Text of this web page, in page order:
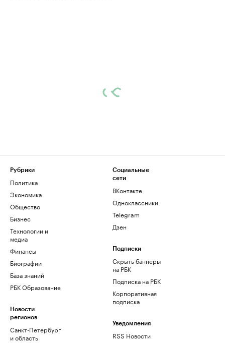
Рубрики
Политика
Экономика
Общество
Бизнес
Технологии и
медиа
Финансы
Биографии
База знаний
РБК Образование
Новости
регионов
Санкт-Петербург
и область
Социальные
сети
ВКонтакте
Одноклассники
Telegram
Дзен
Подписки
Скрыть баннеры
на РБК
Подписка на РБК
Корпоративная
подписка
Уведомления
RSS Новости